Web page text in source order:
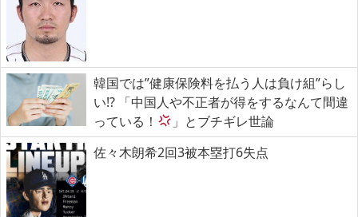
韓国では”健康保険料を払う人は負け組”らし
い!? 「中国人や不正者が得をするなんて間違
っている！
」とブチギレ世論
佐々木朗希2回3被本塁打6失点